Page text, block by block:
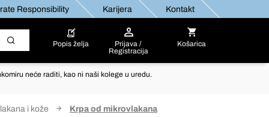
Responsibility Karijera Kontakt
Popis želja
Prijava /
Registracija
Košarica
neće raditi, kao ni naši kolege u uredu.
i kože Krpa od mikrovlakana